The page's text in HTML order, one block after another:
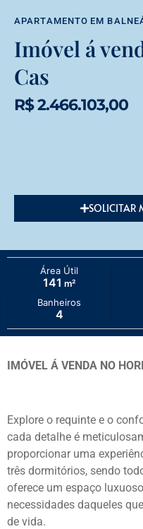
APARTAMENTO EM
Imóvel á
Cas
R$ 2.466.103,00
SOLICITAR
Área Útil
141 m²
Banheiros
4
IMÓVEL Á VENDA NO
Explore o requinte e o
cada detalhe é
proporcionar uma
três dormitórios, sendo
oferece um espaço
necessidades daqueles
de vida.